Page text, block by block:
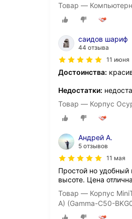
Товар —
саидов шариф
44 отзыва
11 июня
Достоинства:
Недостатки:
Товар — Корпус
Андрей А.
5 отзывов
11 мая
Простой но удобный
высоте. Цена
Товар — Корпус
A) (Gamma-C50-